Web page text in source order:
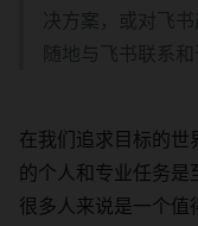
决方案，或对飞
随地与飞书联系和
在我们追求目标的世
的个人和专业任务
很多人来说是一个值